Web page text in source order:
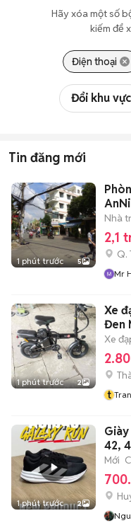
Hãy xóa một số
kiếm để
Điện thoại
Đổi khu vực
Tin đăng mới
1 phút trước 5
Nhà
2,1
Q.
Mr
1 phút trước 2
Xe
Đen
Xe
t
1 phút trước 2
42,
Mới